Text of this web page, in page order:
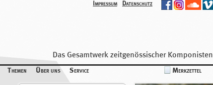
Das Gesamtwerk zeitgenössischer Komponisten
Impressum Datenschutz
de
Merkzettel
Themen Über uns Service